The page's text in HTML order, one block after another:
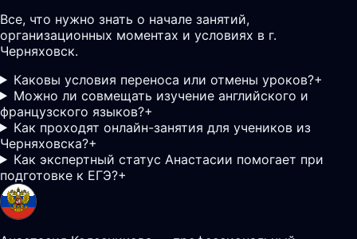
Все, что нужно знать о начале занятий,
организационных моментах и условиях в г.
Черняховск.
Каковы условия переноса или отмены уроков?+
Можно ли совмещать изучение английского и
французского языков?+
Как проходят онлайн-занятия для учеников из
Черняховска?+
Как экспертный статус Анастасии помогает при
подготовке к ЕГЭ?+